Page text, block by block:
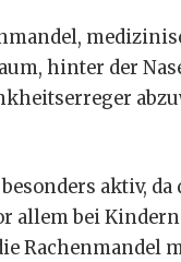
hinter der
aktiv,
allem bei
Rachenmandel